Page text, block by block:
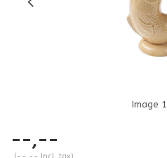
Image 1
--,--
(--,-- Incl. tax)